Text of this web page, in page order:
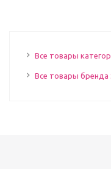
Все товары
Все товары бренда